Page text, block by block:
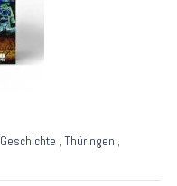
Geschichte , Thüringen ,